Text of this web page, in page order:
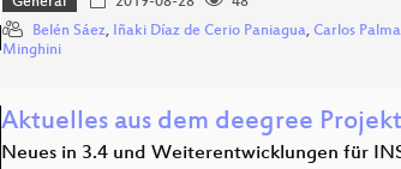
Belén Sáez, Iñaki Díaz de Cerio Paniagua, Carlos Palma
Minghini
Aktuelles aus dem deegree Projekt
Neues in 3.4 und Weiterentwicklungen für